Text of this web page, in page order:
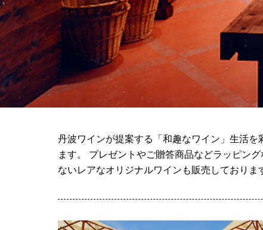
丹波ワインが提案する「和趣なワイン」生活
ます。 プレゼントやご贈答商品などラッピン
ないレアなオリジナルワインも販売しておりま